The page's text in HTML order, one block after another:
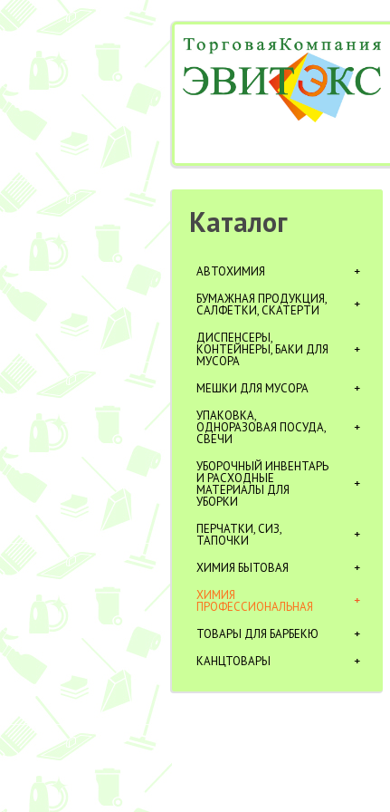
Каталог
АВТОХИМИЯ
БУМАЖНАЯ ПРОДУКЦИЯ,
САЛФЕТКИ, СКАТЕРТИ
ДИСПЕНСЕРЫ,
КОНТЕЙНЕРЫ, БАКИ ДЛЯ
МУСОРА
МЕШКИ ДЛЯ МУСОРА
УПАКОВКА,
ОДНОРАЗОВАЯ ПОСУДА,
СВЕЧИ
УБОРОЧНЫЙ ИНВЕНТАРЬ
И РАСХОДНЫЕ
МАТЕРИАЛЫ ДЛЯ
УБОРКИ
ПЕРЧАТКИ, СИЗ,
ТАПОЧКИ
ХИМИЯ БЫТОВАЯ
ХИМИЯ
ПРОФЕССИОНАЛЬНАЯ
ТОВАРЫ ДЛЯ БАРБЕКЮ
КАНЦТОВАРЫ